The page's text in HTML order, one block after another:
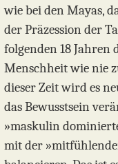
wie bei den Mayas,
der Präzession der
folgenden 18 Jahren
Menschheit wie nie
dieser Zeit wird es
das Bewusstsein
»maskulin
mit der